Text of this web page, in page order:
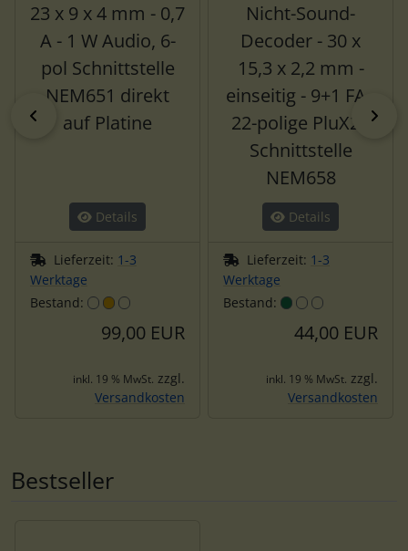
zurück
23 x 9 x 4 mm - 0,7
A - 1 W Audio, 6-
pol Schnittstelle
NEM651 direkt
auf Platine
Details
Lieferzeit: 1-3
Werktage
Bestand:
99,00 EUR
inkl. 19 % MwSt. zzgl.
Versandkosten
Nicht-Sound-
Decoder - 30 x
15,3 x 2,2 mm -
einseitig - 9+1 FA -
22-polige PluX22
Schnittstelle
NEM658
Details
Lieferzeit: 1-3
Werktage
Bestand:
44,00 EUR
inkl. 19 % MwSt. zzgl.
Versandkosten
Bestseller